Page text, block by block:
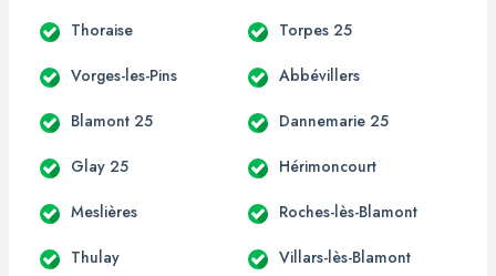
Thoraise Torpes 25
Vorges-les-Pins Abbévillers
Blamont 25 Dannemarie 25
Glay 25 Hérimoncourt
Meslières Roches-lès-Blamont
Thulay Villars-lès-Blamont